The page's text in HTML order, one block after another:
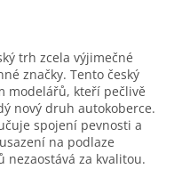
trh zcela výjimečné
značky. Tento český
modelářů, kteří pečlivě
nový druh autokoberce.
spojení pevnosti a
na podlaze
nezaostává za kvalitou.